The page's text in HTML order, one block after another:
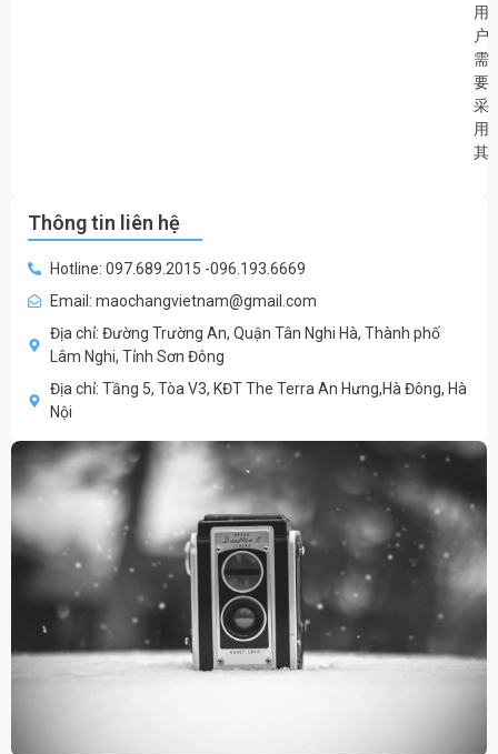
用
户
需
要
采
用
其
Thông tin liên hệ
Hotline: 097.689.2015 -096.193.6669
Email: maochangvietnam@gmail.com
Địa chỉ: Đường Trường An, Quận Tân Nghi Hà, Thành phố
Lâm Nghi, Tỉnh Sơn Đông
Địa chỉ: Tầng 5, Tòa V3, KĐT The Terra An Hưng,Hà Đông, Hà
Nội